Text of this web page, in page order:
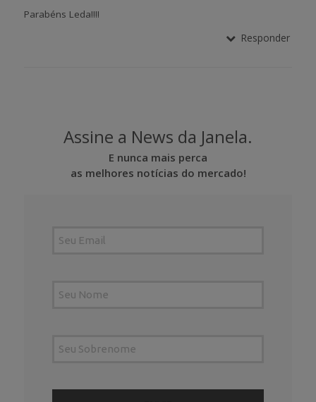
Parabéns Leda!!!!
Responder
Assine a News da Janela.
E nunca mais perca
as melhores notícias do mercado!